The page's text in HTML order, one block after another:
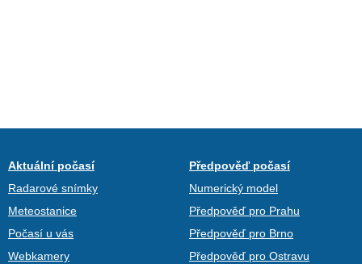
Aktuální počasí
Radarové snímky
Meteostanice
Počasí u vás
Webkamery
Předpověď počasí
Numerický model
Předpověď pro Prahu
Předpověď pro Brno
Předpověď pro Ostravu